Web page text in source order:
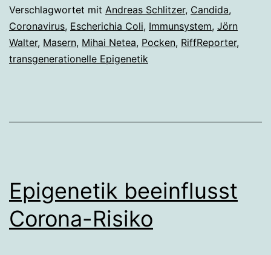
Verschlagwortet mit Andreas Schlitzer, Candida,
Coronavirus, Escherichia Coli, Immunsystem, Jörn
Walter, Masern, Mihai Netea, Pocken, RiffReporter,
transgenerationelle Epigenetik
Epigenetik beeinflusst
Corona-Risiko